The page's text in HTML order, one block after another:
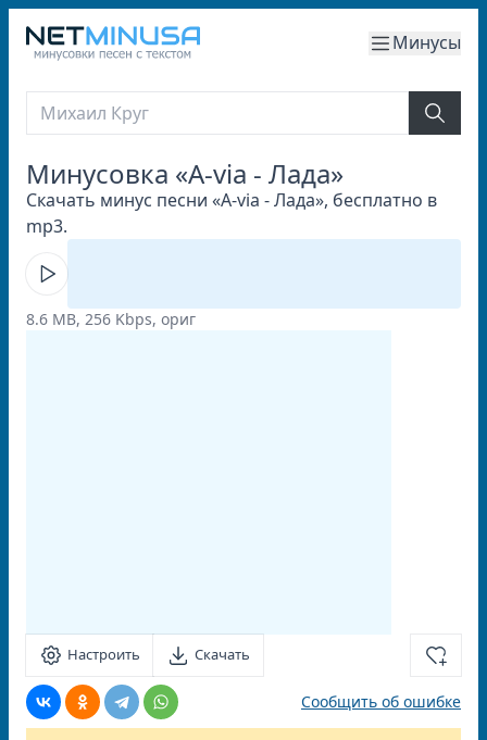
Минусы
Минусовка «A-via - Лада»
Скачать минус песни «A-via - Лада», бесплатно в
mp3.
8.6 MB, 256 Kbps, ориг
Настроить Скачать
Сообщить об ошибке